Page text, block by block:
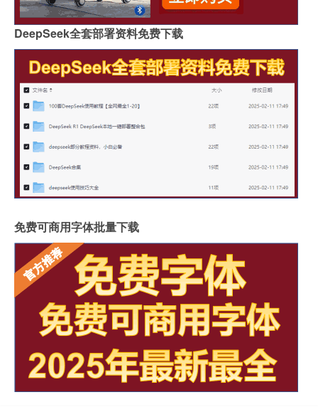
DeepSeek全套部署资料免费下载
免费可商用字体批量下载